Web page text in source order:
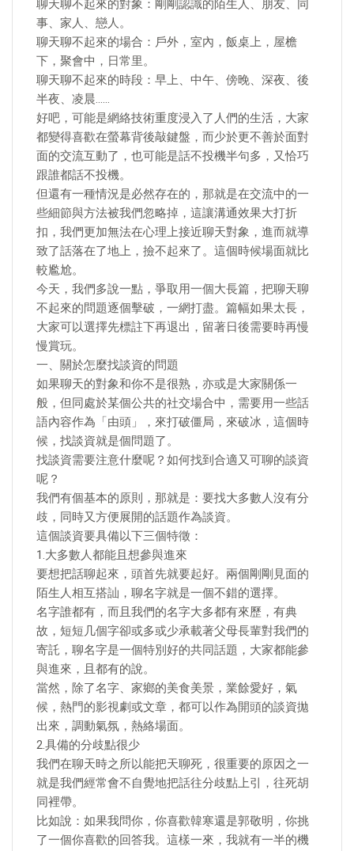
聊天聊不起來的對象：剛剛認識的陌生人、朋友、同
事、家人、戀人。
聊天聊不起來的場合：戶外，室內，飯桌上，屋檐
下，聚會中，日常里。
聊天聊不起來的時段：早上、中午、傍晚、深夜、後
半夜、凌晨……
好吧，可能是網絡技術重度浸入了人們的生活，大家
都變得喜歡在螢幕背後敲鍵盤，而少於更不善於面對
面的交流互動了，也可能是話不投機半句多，又恰巧
跟誰都話不投機。
但還有一種情況是必然存在的，那就是在交流中的一
些細節與方法被我們忽略掉，這讓溝通效果大打折
扣，我們更加無法在心理上接近聊天對象，進而就導
致了話落在了地上，撿不起來了。這個時候場面就比
較尷尬。
今天，我們多說一點，爭取用一個大長篇，把聊天聊
不起來的問題逐個擊破，一網打盡。篇幅如果太長，
大家可以選擇先標註下再退出，留著日後需要時再慢
慢賞玩。
一、關於怎麼找談資的問題
如果聊天的對象和你不是很熟，亦或是大家關係一
般，但同處於某個公共的社交場合中，需要用一些話
語內容作為「由頭」，來打破僵局，來破冰，這個時
候，找談資就是個問題了。
找談資需要注意什麼呢？如何找到合適又可聊的談資
呢？
我們有個基本的原則，那就是：要找大多數人沒有分
歧，同時又方便展開的話題作為談資。
這個談資要具備以下三個特徵：
1.大多數人都能且想參與進來
要想把話聊起來，頭首先就要起好。兩個剛剛見面的
陌生人相互搭訕，聊名字就是一個不錯的選擇。
名字誰都有，而且我們的名字大多都有來歷，有典
故，短短几個字卻或多或少承載著父母長輩對我們的
寄託，聊名字是一個特別好的共同話題，大家都能參
與進來，且都有的說。
當然，除了名字、家鄉的美食美景，業餘愛好，氣
候，熱門的影視劇或文章，都可以作為開頭的談資拋
出來，調動氣氛，熱絡場面。
2.具備的分歧點很少
我們在聊天時之所以能把天聊死，很重要的原因之一
就是我們經常會不自覺地把話往分歧點上引，往死胡
同裡帶。
比如說：如果我問你，你喜歡韓寒還是郭敬明，你挑
了一個你喜歡的回答我。這樣一來，我就有一半的機